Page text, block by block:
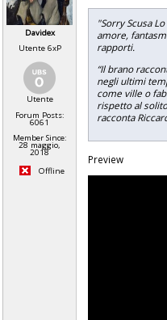
Davidex
Utente 6xP
Utente
Forum Posts:
6061
Member Since:
28 maggio,
2018
Offline
"Sorry Scusa
amore,
rapporti.
“Il brano
negli ultimi
come ville o
rispetto al
racconta
Preview